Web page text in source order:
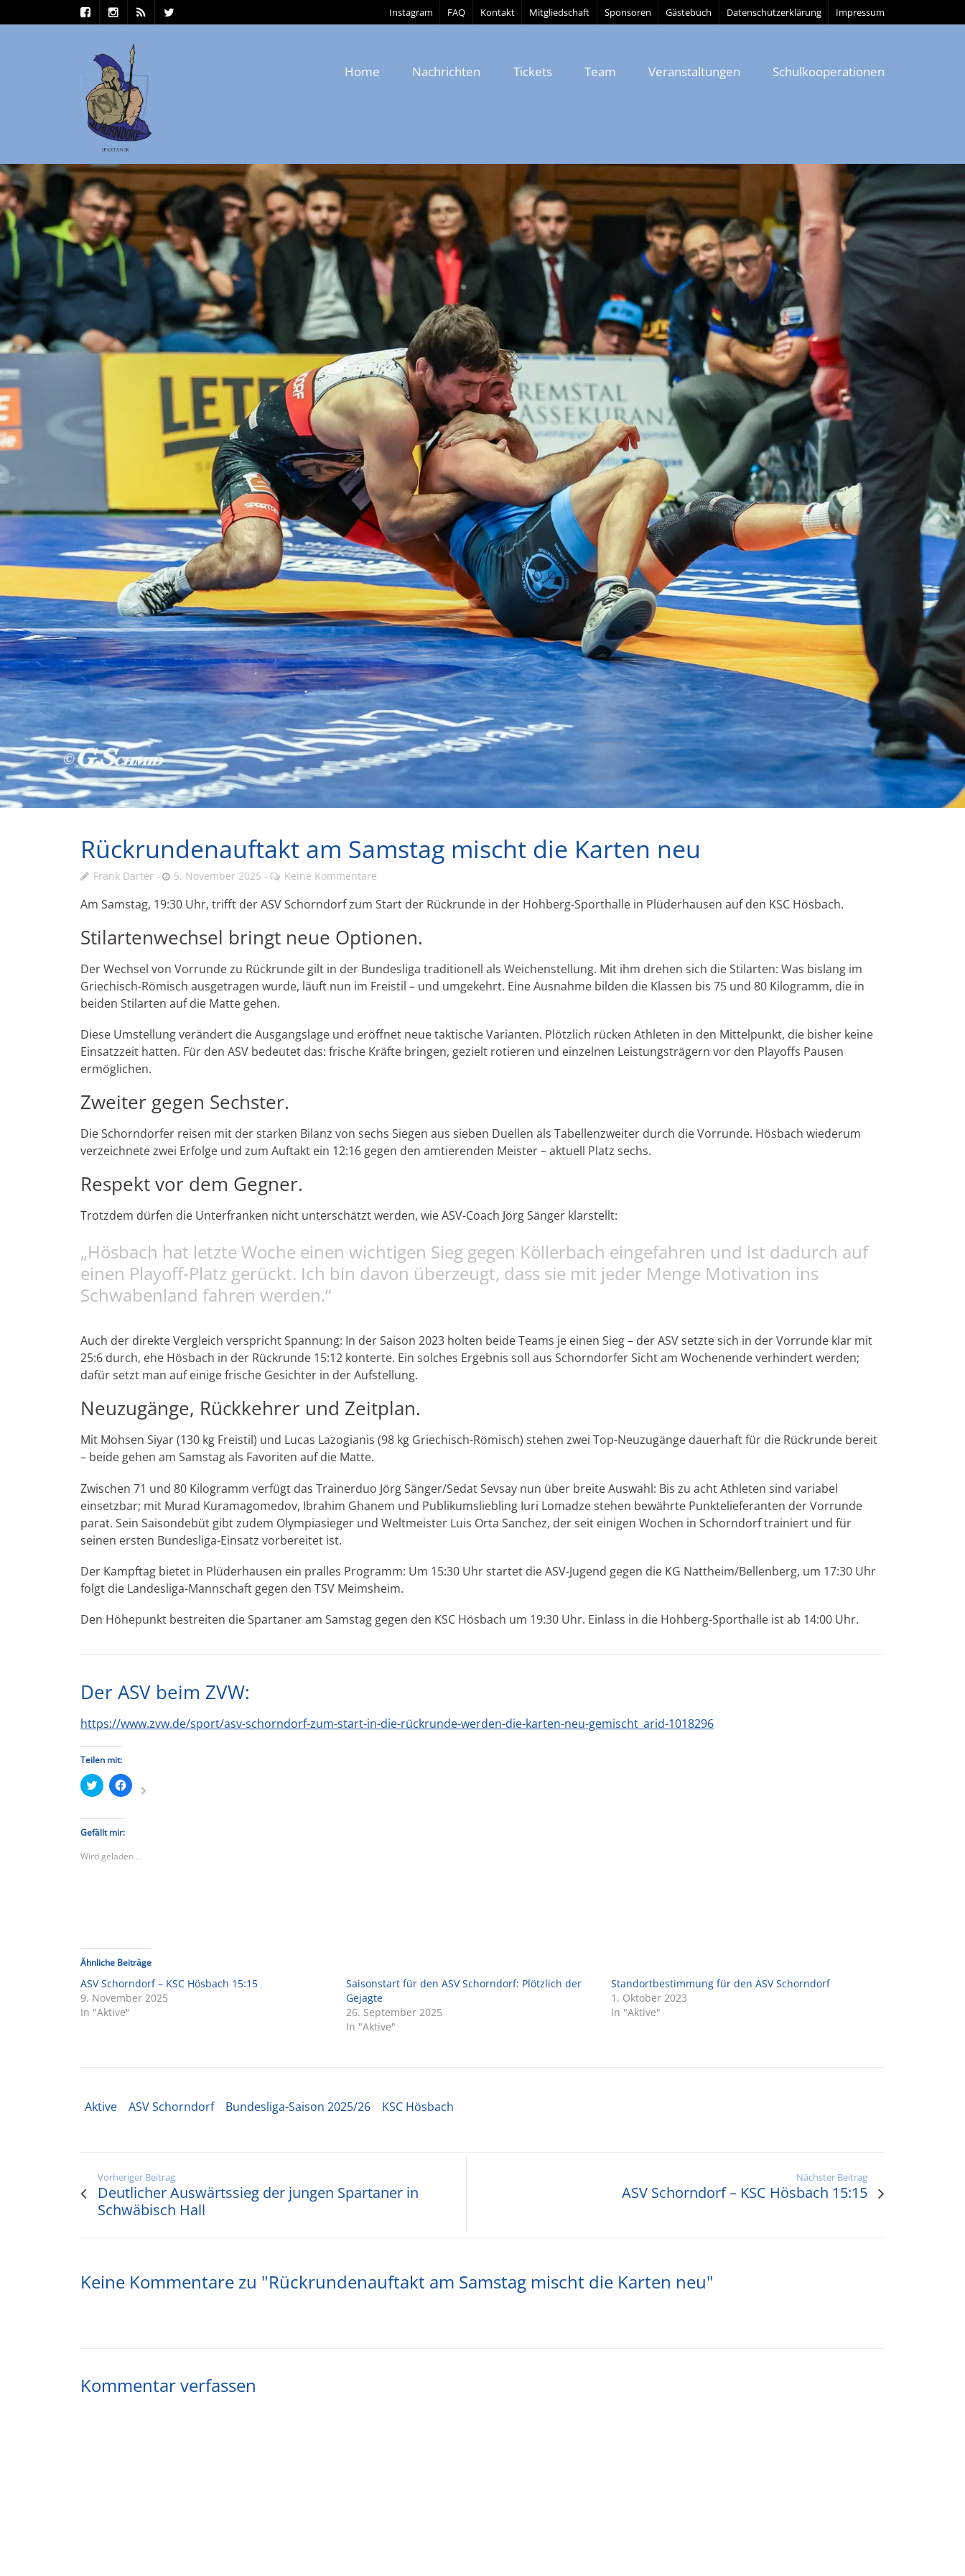
Instagram FAQ Kontakt Mitgliedschaft Sponsoren Gästebuch Datenschutzerklärung Impressum
Home Nachrichten Tickets Team Veranstaltungen Schulkooperationen
Rückrundenauftakt am Samstag mischt die Karten neu
Frank Darter 5. November 2025 Keine Kommentare
Am Samstag, 19:30 Uhr, trifft der ASV Schorndorf zum Start der Rückrunde in der Hohberg-Sporthalle in Plüderhausen auf den KSC Hösbach.
Stilartenwechsel bringt neue Optionen.
Der Wechsel von Vorrunde zu Rückrunde gilt in der Bundesliga traditionell als Weichenstellung. Mit ihm drehen sich die Stilarten: Was bislang im
Griechisch-Römisch ausgetragen wurde, läuft nun im Freistil – und umgekehrt. Eine Ausnahme bilden die Klassen bis 75 und 80 Kilogramm, die in
beiden Stilarten auf die Matte gehen.
Diese Umstellung verändert die Ausgangslage und eröffnet neue taktische Varianten. Plötzlich rücken Athleten in den Mittelpunkt, die bisher keine
Einsatzzeit hatten. Für den ASV bedeutet das: frische Kräfte bringen, gezielt rotieren und einzelnen Leistungsträgern vor den Playoffs Pausen
ermöglichen.
Zweiter gegen Sechster.
Die Schorndorfer reisen mit der starken Bilanz von sechs Siegen aus sieben Duellen als Tabellenzweiter durch die Vorrunde. Hösbach wiederum
verzeichnete zwei Erfolge und zum Auftakt ein 12:16 gegen den amtierenden Meister – aktuell Platz sechs.
Respekt vor dem Gegner.
Trotzdem dürfen die Unterfranken nicht unterschätzt werden, wie ASV-Coach Jörg Sänger klarstellt:
„Hösbach hat letzte Woche einen wichtigen Sieg gegen Köllerbach eingefahren und ist dadurch auf
einen Playoff-Platz gerückt. Ich bin davon überzeugt, dass sie mit jeder Menge Motivation ins
Schwabenland fahren werden.“
Auch der direkte Vergleich verspricht Spannung: In der Saison 2023 holten beide Teams je einen Sieg – der ASV setzte sich in der Vorrunde klar mit
25:6 durch, ehe Hösbach in der Rückrunde 15:12 konterte. Ein solches Ergebnis soll aus Schorndorfer Sicht am Wochenende verhindert werden;
dafür setzt man auf einige frische Gesichter in der Aufstellung.
Neuzugänge, Rückkehrer und Zeitplan.
Mit Mohsen Siyar (130 kg Freistil) und Lucas Lazogianis (98 kg Griechisch-Römisch) stehen zwei Top-Neuzugänge dauerhaft für die Rückrunde bereit
– beide gehen am Samstag als Favoriten auf die Matte.
Zwischen 71 und 80 Kilogramm verfügt das Trainerduo Jörg Sänger/Sedat Sevsay nun über breite Auswahl: Bis zu acht Athleten sind variabel
einsetzbar; mit Murad Kuramagomedov, Ibrahim Ghanem und Publikumsliebling Iuri Lomadze stehen bewährte Punktelieferanten der Vorrunde
parat. Sein Saisondebüt gibt zudem Olympiasieger und Weltmeister Luis Orta Sanchez, der seit einigen Wochen in Schorndorf trainiert und für
seinen ersten Bundesliga-Einsatz vorbereitet ist.
Der Kampftag bietet in Plüderhausen ein pralles Programm: Um 15:30 Uhr startet die ASV-Jugend gegen die KG Nattheim/Bellenberg, um 17:30 Uhr
folgt die Landesliga-Mannschaft gegen den TSV Meimsheim.
Den Höhepunkt bestreiten dieSpartaner am Samstag gegen den KSC Hösbach um 19:30 Uhr. Einlass in die Hohberg-Sporthalle ist ab 14:00 Uhr.
Der ASV beim ZVW:
https://www.zvw.de/sport/asv-schorndorf-zum-start-in-die-rückrunde-werden-die-karten-neu-gemischt_arid-1018296
Teilen mit:
Klick,
um
zu
teilen
(Wird
neuem
Klick,
um
neuem
Gefällt mir:
Wird geladen …
Ähnliche Beiträge
ASV Schorndorf – KSC Hösbach 15:15
9. November 2025
In "Aktive"
Saisonstart für den ASV Schorndorf: Plötzlich der
Gejagte
26. September 2025
In "Aktive"
Standortbestimmung für den ASV Schorndorf
1. Oktober 2023
In "Aktive"
Aktive ASV Schorndorf Bundesliga-Saison 2025/26 KSC Hösbach
Vorheriger Beitrag
Deutlicher Auswärtssieg der jungen Spartaner in
Schwäbisch Hall
Nächster Beitrag
ASV Schorndorf – KSC Hösbach 15:15
Keine Kommentare zu "Rückrundenauftakt am Samstag mischt die Karten neu"
Kommentar verfassen